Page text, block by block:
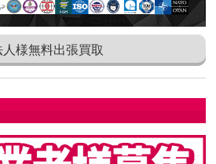
様無料出張買取